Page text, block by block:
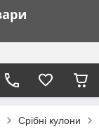
Срібні кулони